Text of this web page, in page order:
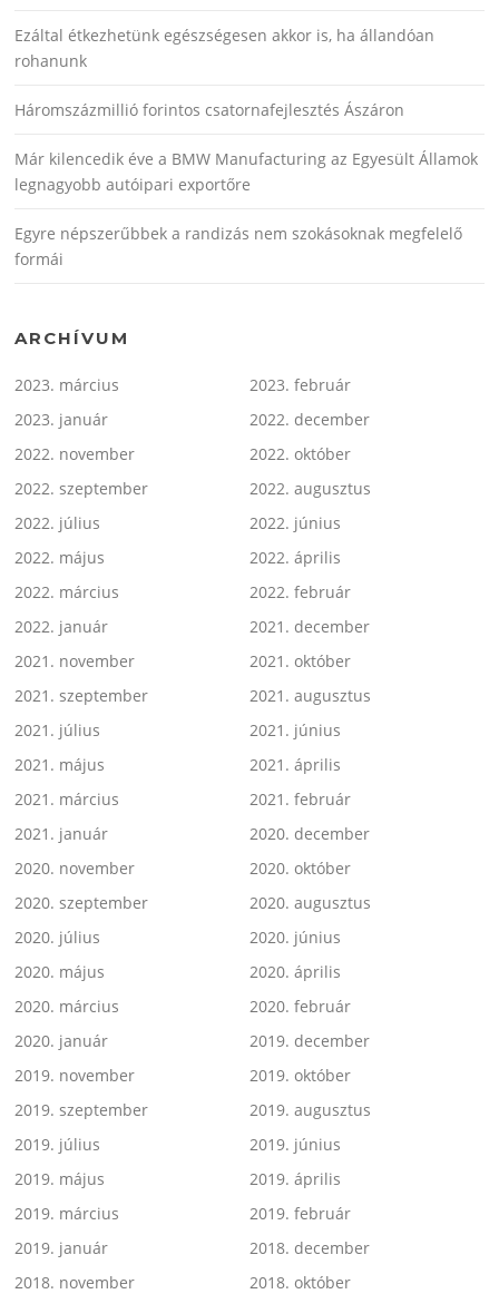
Ezáltal étkezhetünk egészségesen akkor is, ha állandóan
rohanunk
Háromszázmillió forintos csatornafejlesztés Ászáron
Már kilencedik éve a BMW Manufacturing az Egyesült Államok
legnagyobb autóipari exportőre
Egyre népszerűbbek a randizás nem szokásoknak megfelelő
formái
ARCHÍVUM
2023. március
2023. február
2023. január
2022. december
2022. november
2022. október
2022. szeptember
2022. augusztus
2022. július
2022. június
2022. május
2022. április
2022. március
2022. február
2022. január
2021. december
2021. november
2021. október
2021. szeptember
2021. augusztus
2021. július
2021. június
2021. május
2021. április
2021. március
2021. február
2021. január
2020. december
2020. november
2020. október
2020. szeptember
2020. augusztus
2020. július
2020. június
2020. május
2020. április
2020. március
2020. február
2020. január
2019. december
2019. november
2019. október
2019. szeptember
2019. augusztus
2019. július
2019. június
2019. május
2019. április
2019. március
2019. február
2019. január
2018. december
2018. november
2018. október